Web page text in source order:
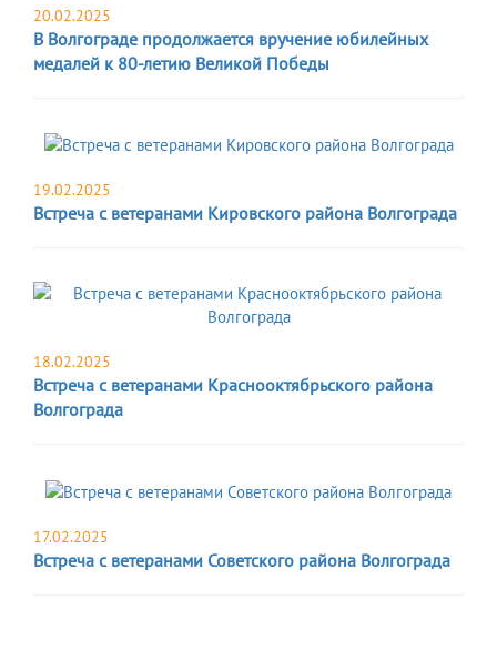
20.02.2025
В Волгограде продолжается вручение юбилейных
медалей к 80-летию Великой Победы
19.02.2025
Встреча с ветеранами Кировского района Волгограда
18.02.2025
Встреча с ветеранами Краснооктябрьского района
Волгограда
17.02.2025
Встреча с ветеранами Советского района Волгограда